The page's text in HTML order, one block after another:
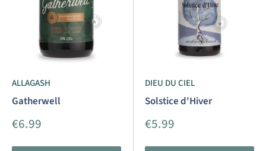
ALLAGASH
Gatherwell
Aanbiedingsprijs
€6.99
DIEU DU CIEL
Solstice d'Hiver
Aanbiedingsprijs
€5.99